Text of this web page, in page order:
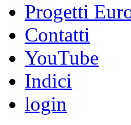
Progetti
Contatti
YouTube
Indici
login